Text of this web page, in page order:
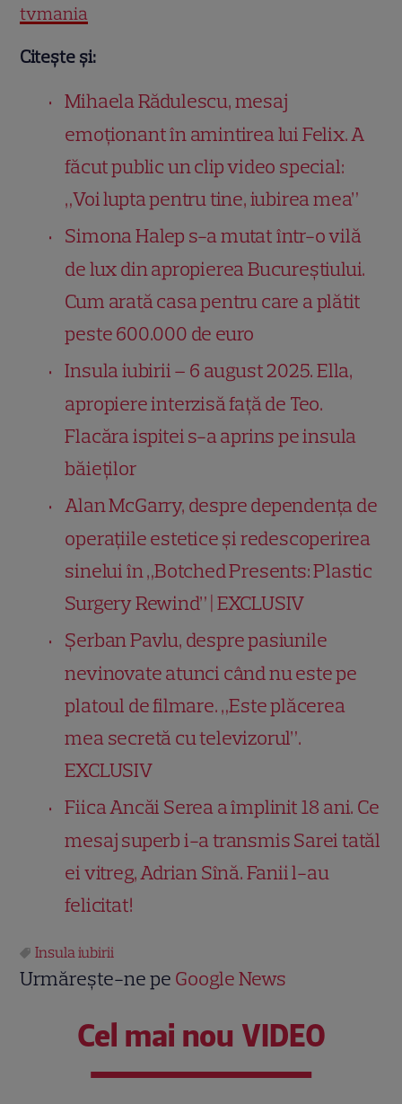
tvmania
Citește și:
Mihaela Rădulescu, mesaj
emoționant în amintirea lui Felix. A
făcut public un clip video special:
„Voi lupta pentru tine, iubirea mea”
Simona Halep s-a mutat într-o vilă
de lux din apropierea Bucureștiului.
Cum arată casa pentru care a plătit
peste 600.000 de euro
Insula iubirii – 6 august 2025. Ella,
apropiere interzisă față de Teo.
Flacăra ispitei s-a aprins pe insula
băieților
Alan McGarry, despre dependența de
operațiile estetice și redescoperirea
sinelui în „Botched Presents: Plastic
Surgery Rewind” | EXCLUSIV
Șerban Pavlu, despre pasiunile
nevinovate atunci când nu este pe
platoul de filmare. „Este plăcerea
mea secretă cu televizorul”.
EXCLUSIV
Fiica Ancăi Serea a împlinit 18 ani. Ce
mesaj superb i-a transmis Sarei tatăl
ei vitreg, Adrian Sînă. Fanii l-au
felicitat!
Insula iubirii
Urmărește-ne pe Google News
Cel mai nou VIDEO